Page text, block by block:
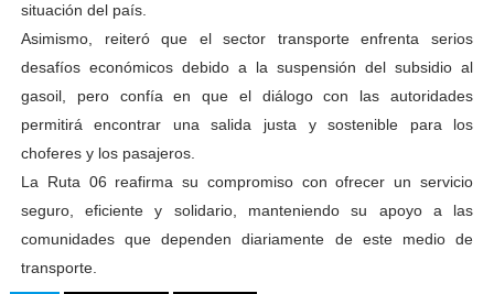
situación del país.
Asimismo, reiteró que el sector transporte enfrenta serios
desafíos económicos debido a la suspensión del subsidio al
gasoil, pero confía en que el diálogo con las autoridades
permitirá encontrar una salida justa y sostenible para los
choferes y los pasajeros.
La Ruta 06 reafirma su compromiso con ofrecer un servicio
seguro, eficiente y solidario, manteniendo su apoyo a las
comunidades que dependen diariamente de este medio de
transporte.